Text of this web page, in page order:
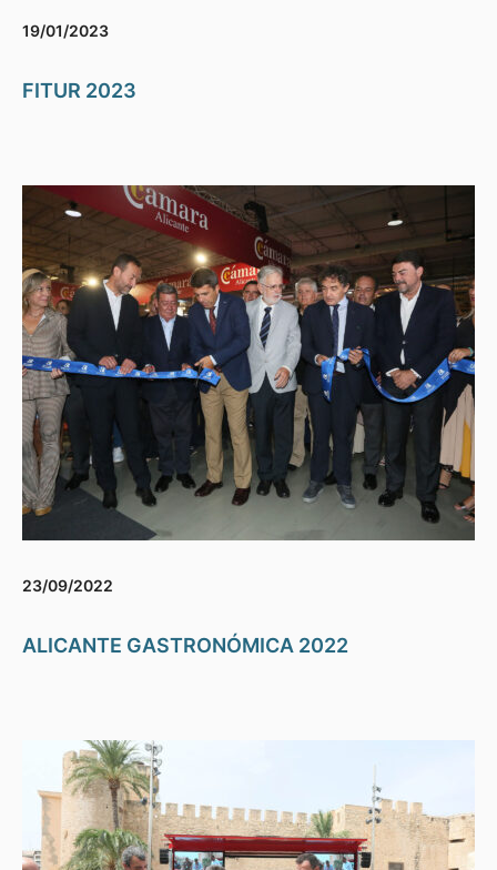
19/01/2023
FITUR 2023
23/09/2022
ALICANTE GASTRONÓMICA 2022